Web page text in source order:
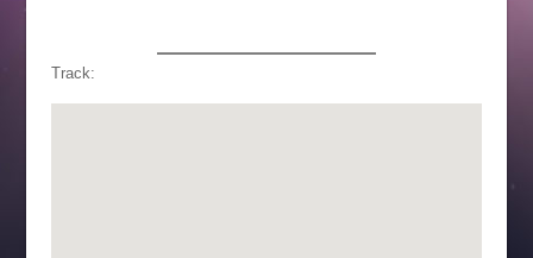
Track: